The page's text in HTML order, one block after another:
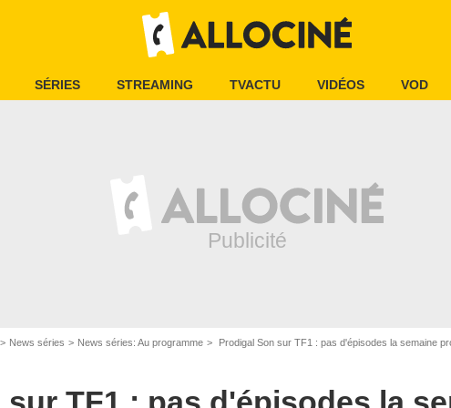
SÉRIES STREAMING TVACTU VIDÉOS VOD
News séries News séries: Au programme Prodigal Son sur TF1 : pas d'épisodes la semaine
Warner Bros. Entertainment Inc. All Rights Reserved